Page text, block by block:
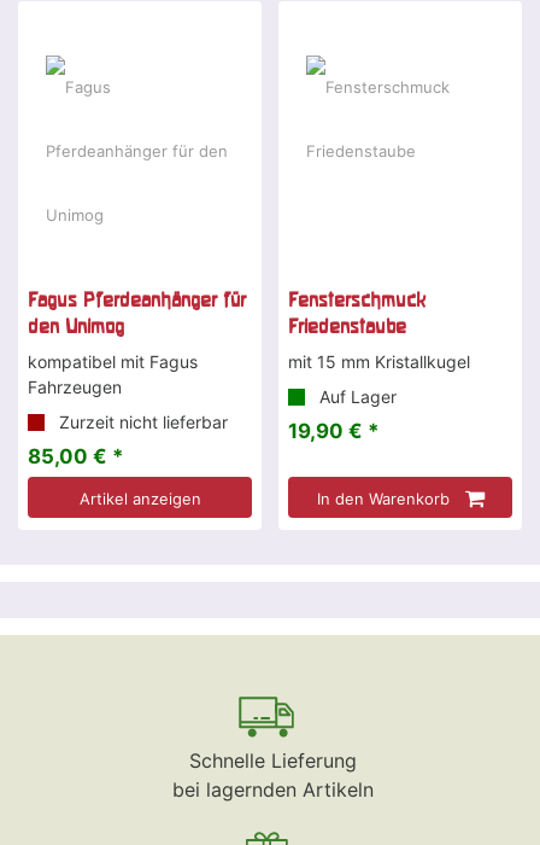
Fagus Pferdeanhänger für
den Unimog
kompatibel mit Fagus
Fahrzeugen
Zurzeit nicht lieferbar
85,00 € *
Artikel anzeigen
Fensterschmuck
Friedenstaube
mit 15 mm Kristallkugel
Auf Lager
19,90 € *
In den Warenkorb
Schnelle Lieferung
bei lagernden Artikeln